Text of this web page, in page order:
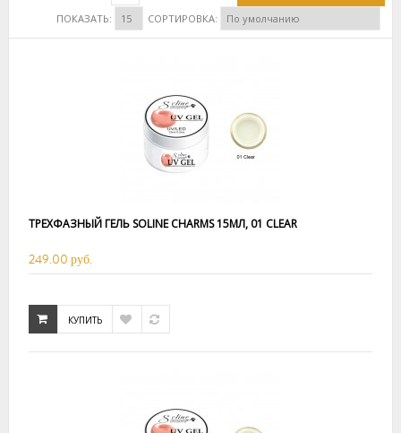
СОРТИРОВКА:
ПОКАЗАТЬ:
ТРЕХФАЗНЫЙ ГЕЛЬ SOLINE CHARMS 15МЛ, 01 CLEAR
249.00 руб.
КУПИТЬ